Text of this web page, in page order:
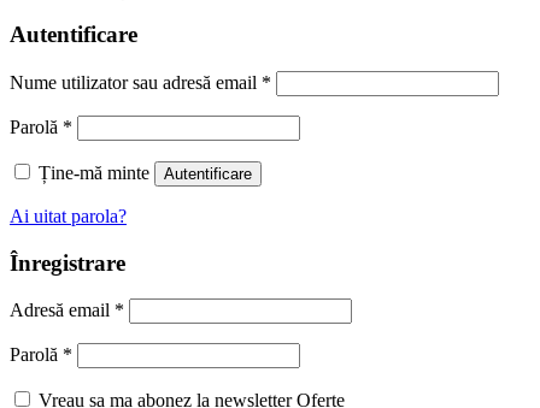
Autentificare
Nume utilizator sau adresă email *
Parolă *
Ține-mă minte Autentificare
Ai uitat parola?
Înregistrare
Adresă email *
Parolă *
Vreau sa ma abonez la newsletter Oferte